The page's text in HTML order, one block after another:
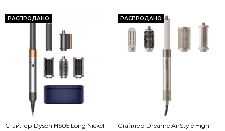
РАСПРОДАНО
Стайлер Dyson HS05 Long Nickel
РАСПРОДАНО
Стайлер Dreame AirStyle High-